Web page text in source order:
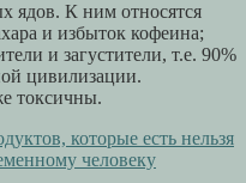
ядов. К ним относятся
и избыток кофеина;
и загустители, т.е. 90%
цивилизации.
токсичны.
которые есть нельзя
человеку